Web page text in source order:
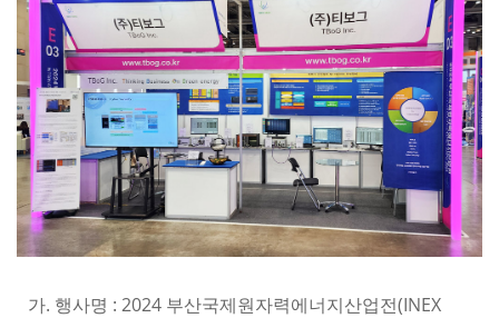
가. 행사명 : 2024 부산국제원자력에너지산업전(INEX